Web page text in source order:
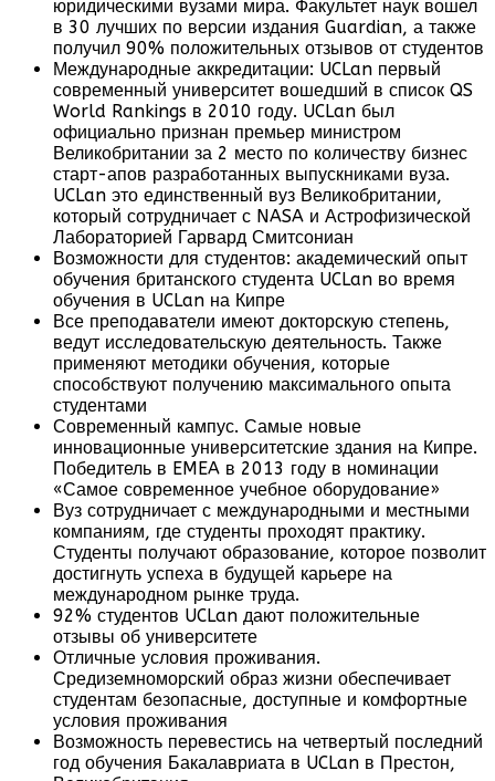
юридическими вузами мира. Факультет наук вошел
в 30 лучших по версии издания Guardian, а также
получил 90% положительных отзывов от студентов
Международные аккредитации: UCLan первый
современный университет вошедший в список QS
World Rankings в 2010 году. UCLan был
официально признан премьер министром
Великобритании за 2 место по количеству бизнес
старт-апов разработанных выпускниками вуза.
UCLan это единственный вуз Великобритании,
который сотрудничает с NASA и Астрофизической
Лабораторией Гарвард Смитсониан
Возможности для студентов: академический опыт
обучения британского студента UCLan во время
обучения в UCLan на Кипре
Все преподаватели имеют докторскую степень,
ведут исследовательскую деятельность. Также
применяют методики обучения, которые
способствуют получению максимального опыта
студентами
Современный кампус. Самые новые
инновационные университетские здания на Кипре.
Победитель в EMEA в 2013 году в номинации
«Самое современное учебное оборудование»
Вуз сотрудничает с международными и местными
компаниям, где студенты проходят практику.
Студенты получают образование, которое позволит
достигнуть успеха в будущей карьере на
международном рынке труда.
92% студентов UCLan дают положительные
отзывы об университете
Отличные условия проживания.
Средиземноморский образ жизни обеспечивает
студентам безопасные, доступные и комфортные
условия проживания
Возможность перевестись на четвертый последний
год обучения Бакалавриата в UCLan в Престон,